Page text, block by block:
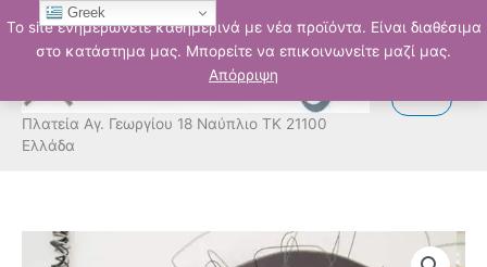
Το site ενημερώνετε καθημερινά με νέα προϊόντα. Είναι διαθέσιμα
στο κατάστημα μας. Μπορείτε να επικοινωνείτε μαζί μας.
Απόρριψη
Μετάβαση
στο
περιεχόμενο
Πλατεία Αγ. Γεωργίου 18 Ναύπλιο ΤΚ 21100
Ελλάδα
Greek